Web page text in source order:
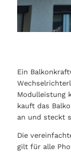
Ein
Modulleistung
kauft das
an und steckt
Die
gilt für alle